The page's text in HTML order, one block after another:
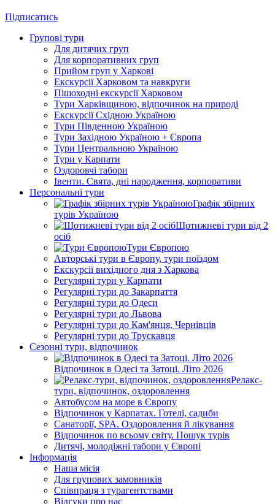
Підписатись
Групові тури
Для дитячих груп
Для корпоративних груп
Прийом груп у Харкові
Екскурсії Харковом та навкруги
Пішоходні екскурсії Харковом
Тури Харківщиною, відпочинок на природі
Екскурсії Східною Україною
Тури Південною Україною
Тури Західною Україною + Європа
Тури Центральною Україною
Тури у Карпати
Оздоровчі табори
Івенти. Свята, дні народження, корпоративи
Персональні тури
Графік збірних
турів Україною
Щотижневі тури від 2
осіб
Тури Європою
Авторські тури в Європу, тури поїздом
Екскурсії вихідного дня з Харкова
Регулярні тури у Карпати
Регулярні тури до Закарпаття
Регулярні тури до Одеси
Регулярні тури до Львова
Регулярні тури до Кам'янця, Чернівців
Регулярні тури до Трускавця
Сезонні тури, відпочинок
Відпочинок в Одесі та Затоці. Літо 2026
Релакс-
тури, відпочинок, оздоровлення
Автобусом на море в Європу
Відпочинок у Карпатах. Готелі, садиби
Санаторії, SPA. Оздоровлення й лікування
Відпочинок по всьому світу. Пошук турів
Дитячі, молодіжні табори у Європі
Інформація
Наша місія
Для групових замовників
Співпраця з турагентствами
Відгуки про нас